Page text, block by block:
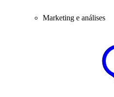
Marketing e análises